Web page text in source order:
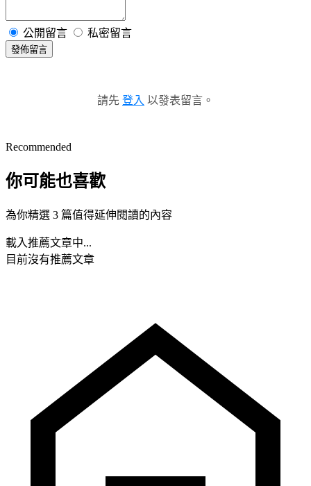
公開留言 私密留言
發佈留言
請先 登入 以發表留言。
Recommended
你可能也喜歡
為你精選 3 篇值得延伸閱讀的內容
載入推薦文章中...
目前沒有推薦文章